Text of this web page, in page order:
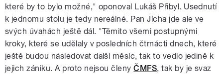
které by to bylo možné," oponoval Lukáš Přibyl. Usednutí
k jednomu stolu je tedy nereálné. Pan Jícha jde ale ve
svých úvahách ještě dál. "Těmito všemi postupnými
kroky, které se udělaly v posledních čtrnácti dnech, které
ještě budou následovat další měsíc, tak to vedlo jedině k
jejich zániku. A proto nejsou členyČMFS, tak by je svaz